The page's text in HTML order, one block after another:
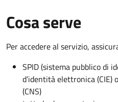
Cosa serve
Per accedere al servizio,
SPID (sistema pubblico di
d’identità elettronica (CIE)
(CNS)